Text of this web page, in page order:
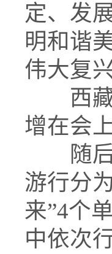
定、发
明和谐
伟大复
西
增在会
随
游行分
来”4个
中依次